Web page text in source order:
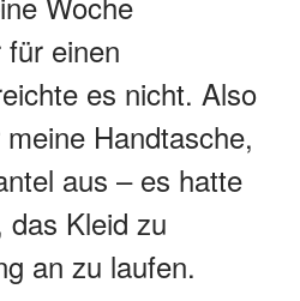
einen
es nicht. Also
Handtasche,
aus – es hatte
das Kleid zu
an zu laufen.